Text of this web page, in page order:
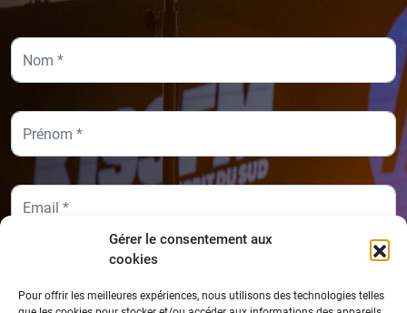
Gérer le consentement aux
cookies
Pour offrir les meilleures expériences, nous utilisons des technologies telles